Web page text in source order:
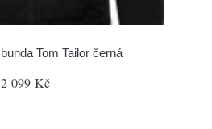
Tom Tailor černá
2 099 Kč